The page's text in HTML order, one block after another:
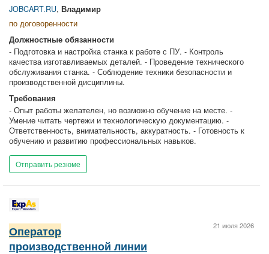
JOBCART.RU, Владимир
по договоренности
Должностные обязанности
- Подготовка и настройка станка к работе с ПУ. - Контроль
качества изготавливаемых деталей. - Проведение технического
обслуживания станка. - Соблюдение техники безопасности и
производственной дисциплины.
Требования
- Опыт работы желателен, но возможно обучение на месте. -
Умение читать чертежи и технологическую документацию. -
Ответственность, внимательность, аккуратность. - Готовность к
обучению и развитию профессиональных навыков.
Отправить резюме
21 июля 2026
Оператор
производственной линии